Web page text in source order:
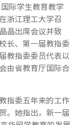
际学生教育教学
浙江理工大学召
晶出席会议并致
长、第一届教指委
教指委委员代表以
由省教育厅国际合
指委五年来的工作
。她指出，新一届